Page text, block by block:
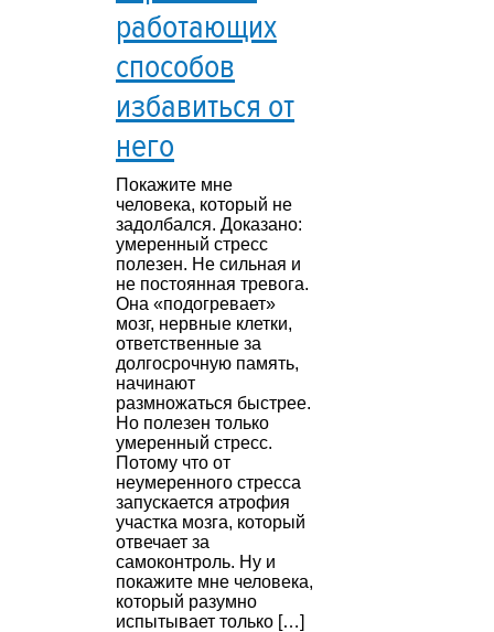
работающих
способов
избавиться от
него
Покажите мне
человека, который не
задолбался. Доказано:
умеренный стресс
полезен. Не сильная и
не постоянная тревога.
Она «подогревает»
мозг, нервные клетки,
ответственные за
долгосрочную память,
начинают
размножаться быстрее.
Но полезен только
умеренный стресс.
Потому что от
неумеренного стресса
запускается атрофия
участка мозга, который
отвечает за
самоконтроль. Ну и
покажите мне человека,
который разумно
испытывает только […]